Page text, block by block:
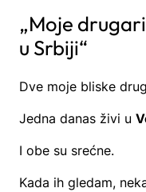
„Moje
u Srbiji“
Dve moje bliske
Jedna danas živi u
I obe su srećne.
Kada ih gledam,